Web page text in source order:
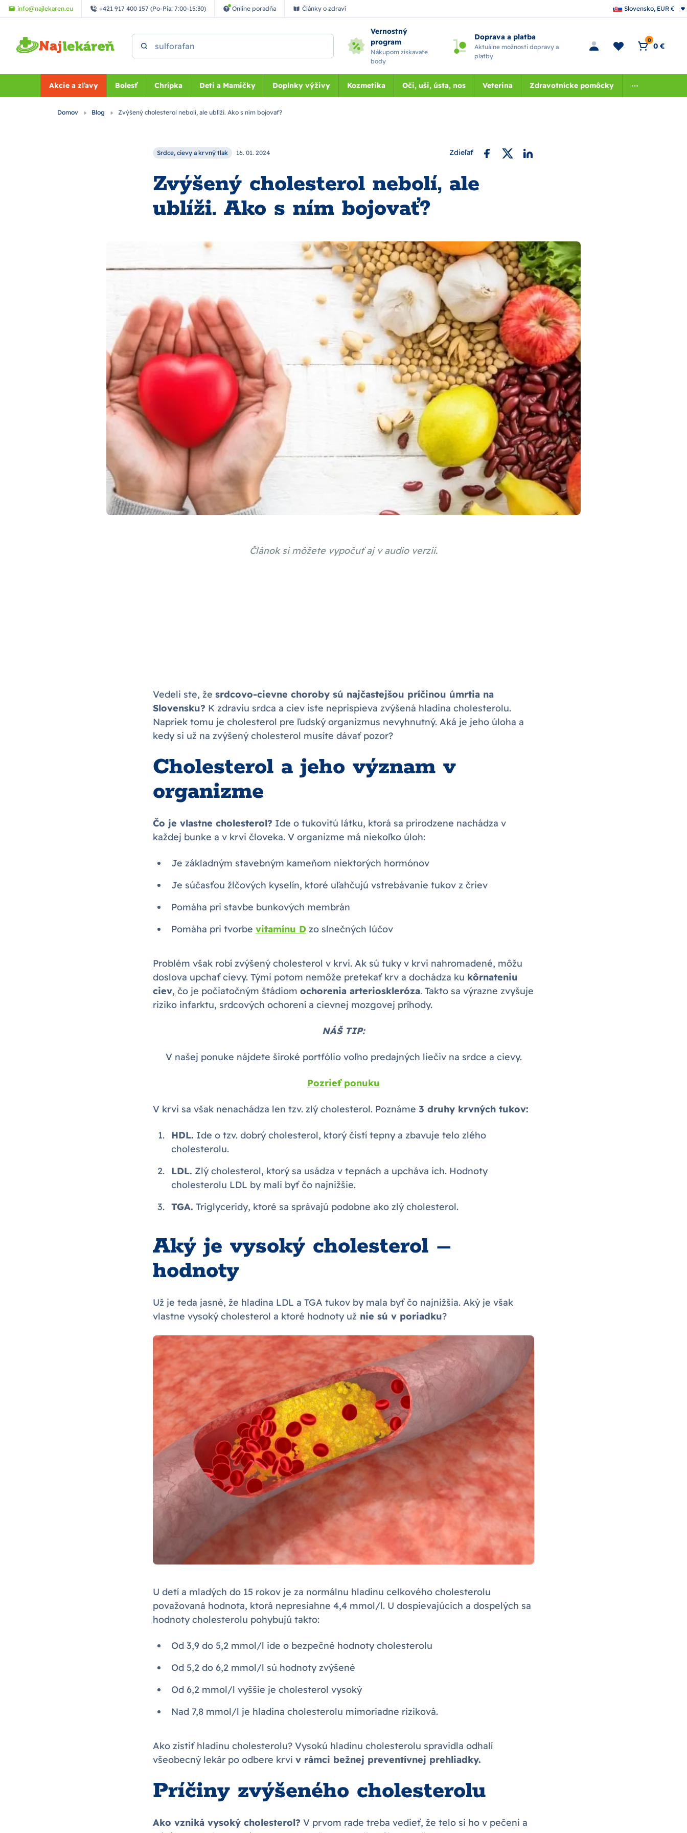
Preskočiť na hlavný obsah
info@najlekaren.eu +421 917 400 157 (Po-Pia: 7:00-15:30) Online poradňa Články o zdraví Slovensko, EUR €
Vernostný
program
Nákupom získavate
body
Doprava a platba
Aktuálne možnosti dopravy a
platby
0
0 €
Akcie a zľavy Bolesť Chrípka Deti a Mamičky Doplnky výživy Kozmetika Oči, uši, ústa, nos Veterina Zdravotnícke pomôcky
Domov Blog Zvýšený cholesterol nebolí, ale ublíži. Ako s ním bojovať?
Srdce, cievy a krvný tlak 16. 01. 2024 Zdieľať
Zvýšený cholesterol nebolí, ale
ublíži. Ako s ním bojovať?
Článok si môžete vypočuť aj v audio verzii.
Vedeli ste, že srdcovo-cievne choroby sú najčastejšou príčinou úmrtia na
Slovensku? K zdraviu srdca a ciev iste neprispieva zvýšená hladina cholesterolu.
Napriek tomu je cholesterol pre ľudský organizmus nevyhnutný. Aká je jeho úloha a
kedy si už na zvýšený cholesterol musíte dávať pozor?
Cholesterol a jeho význam v
organizme
Čo je vlastne cholesterol? Ide o tukovitú látku, ktorá sa prirodzene nachádza v
každej bunke a v krvi človeka. V organizme má niekoľko úloh:
Je základným stavebným kameňom niektorých hormónov
Je súčasťou žlčových kyselín, ktoré uľahčujú vstrebávanie tukov z čriev
Pomáha pri stavbe bunkových membrán
Pomáha pri tvorbe vitamínu D zo slnečných lúčov
Problém však robí zvýšený cholesterol v krvi. Ak sú tuky v krvi nahromadené, môžu
doslova upchať cievy. Tými potom nemôže pretekať krv a dochádza ku kôrnateniu
ciev, čo je počiatočným štádiom ochorenia arterioskleróza. Takto sa výrazne zvyšuje
riziko infarktu, srdcových ochorení a cievnej mozgovej príhody.
NÁŠ TIP:
V našej ponuke nájdete široké portfólio voľno predajných liečiv na srdce a cievy.
Pozrieť ponuku
V krvi sa však nenachádza len tzv. zlý cholesterol. Poznáme 3 druhy krvných tukov:
HDL. Ide o tzv. dobrý cholesterol, ktorý čistí tepny a zbavuje telo zlého
cholesterolu.
LDL. Zlý cholesterol, ktorý sa usádza v tepnách a upcháva ich. Hodnoty
cholesterolu LDL by mali byť čo najnižšie.
TGA. Triglyceridy, ktoré sa správajú podobne ako zlý cholesterol.
Aký je vysoký cholesterol –
hodnoty
Už je teda jasné, že hladina LDL a TGA tukov by mala byť čo najnižšia. Aký je však
vlastne vysoký cholesterol a ktoré hodnoty už nie sú v poriadku?
U detí a mladých do 15 rokov je za normálnu hladinu celkového cholesterolu
považovaná hodnota, ktorá nepresiahne 4,4 mmol/l. U dospievajúcich a dospelých sa
hodnoty cholesterolu pohybujú takto:
Od 3,9 do 5,2 mmol/l ide o bezpečné hodnoty cholesterolu
Od 5,2 do 6,2 mmol/l sú hodnoty zvýšené
Od 6,2 mmol/l vyššie je cholesterol vysoký
Nad 7,8 mmol/l je hladina cholesterolu mimoriadne riziková.
Ako zistiť hladinu cholesterolu? Vysokú hladinu cholesterolu spravidla odhalí
všeobecný lekár po odbere krvi v rámci bežnej preventívnej prehliadky.
Príčiny zvýšeného cholesterolu
Ako vzniká vysoký cholesterol? V prvom rade treba vedieť, že telo si ho v pečeni a